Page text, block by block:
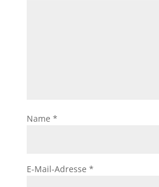
Name *
E-Mail-Adresse *